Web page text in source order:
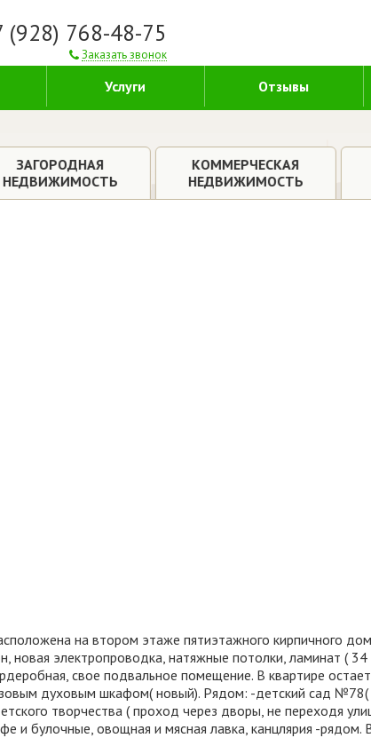
(928) 768-48-75
Заказать звонок
Услуги Отзывы
ЗАГОРОДНАЯ
НЕДВИЖИМОСТЬ
КОММЕРЧЕСКАЯ
НЕДВИЖИМОСТЬ
на втором этаже пятиэтажного кирпичного
новая электропроводка, натяжные потолки, ламинат ( 34
свое подвальное помещение. В квартире
духовым шкафом( новый). Рядом: -детский сад
творчества ( проход через дворы, не переходя
и булочные, овощная и мясная лавка, канцлярия -рядом.